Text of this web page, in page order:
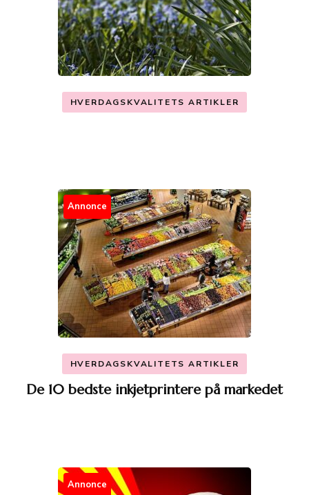
HVERDAGSKVALITETS ARTIKLER
Annonce
HVERDAGSKVALITETS ARTIKLER
De 10 bedste inkjetprintere på markedet
Annonce